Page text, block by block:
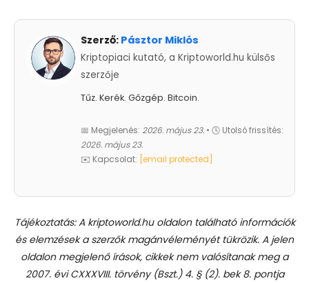
Szerző: Pásztor Miklós
Kriptopiaci kutató, a Kriptoworld.hu külsős
szerzője
Tűz. Kerék. Gőzgép. Bitcoin.
📅 Megjelenés: 2026. május 23. • 🕓 Utolsó frissítés:
2026. május 23.
✉️ Kapcsolat:
[email protected]
Tájékoztatás: A kriptoworld.hu oldalon található információk
és elemzések a szerzők magánvéleményét tükrözik. A jelen
oldalon megjelenő írások, cikkek nem valósítanak meg a
2007. évi CXXXVIII. törvény (Bszt.) 4. § (2). bek 8. pontja